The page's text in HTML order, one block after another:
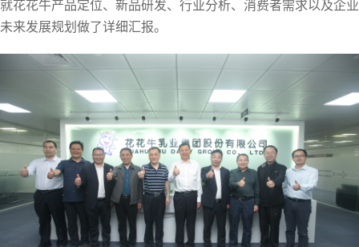
就花花牛产品定位、新品研发、行业分析、消费者需求以及企业
未来发展规划做了详细汇报。